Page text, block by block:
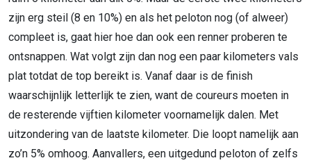
zijn erg steil (8 en 10%) en als het peloton nog (of alweer)
compleet is, gaat hier hoe dan ook een renner proberen te
ontsnappen. Wat volgt zijn dan nog een paar kilometers vals
plat totdat de top bereikt is. Vanaf daar is de finish
waarschijnlijk letterlijk te zien, want de coureurs moeten in
de resterende vijftien kilometer voornamelijk dalen. Met
uitzondering van de laatste kilometer. Die loopt namelijk aan
zo’n 5% omhoog. Aanvallers, een uitgedund peloton of zelfs